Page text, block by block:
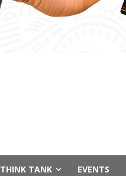
THINK TANK EVENTS